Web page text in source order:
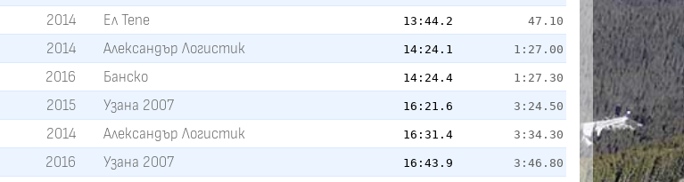
2014 Ел Тепе 13:44.2 47.10
2014 Александър Логистик 14:24.1 1:27.00
2016 Банско 14:24.4 1:27.30
2015 Узана 2007 16:21.6 3:24.50
2014 Александър Логистик 16:31.4 3:34.30
2016 Узана 2007 16:43.9 3:46.80